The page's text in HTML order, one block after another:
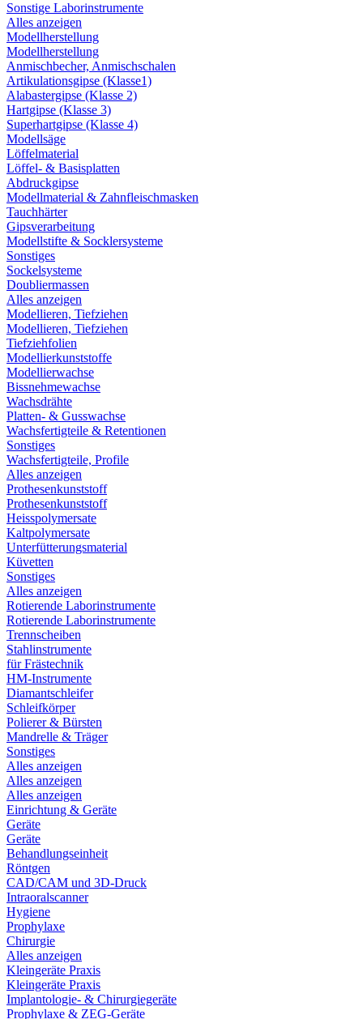
Sonstige Laborinstrumente
Alles anzeigen
Modellherstellung
Modellherstellung
Anmischbecher, Anmischschalen
Artikulationsgipse (Klasse1)
Alabastergipse (Klasse 2)
Hartgipse (Klasse 3)
Superhartgipse (Klasse 4)
Modellsäge
Löffelmaterial
Löffel- & Basisplatten
Abdruckgipse
Modellmaterial & Zahnfleischmasken
Tauchhärter
Gipsverarbeitung
Modellstifte & Socklersysteme
Sonstiges
Sockelsysteme
Doubliermassen
Alles anzeigen
Modellieren, Tiefziehen
Modellieren, Tiefziehen
Tiefziehfolien
Modellierkunststoffe
Modellierwachse
Bissnehmewachse
Wachsdrähte
Platten- & Gusswachse
Wachsfertigteile & Retentionen
Sonstiges
Wachsfertigteile, Profile
Alles anzeigen
Prothesenkunststoff
Prothesenkunststoff
Heisspolymersate
Kaltpolymersate
Unterfütterungsmaterial
Küvetten
Sonstiges
Alles anzeigen
Rotierende Laborinstrumente
Rotierende Laborinstrumente
Trennscheiben
Stahlinstrumente
für Frästechnik
HM-Instrumente
Diamantschleifer
Schleifkörper
Polierer & Bürsten
Mandrelle & Träger
Sonstiges
Alles anzeigen
Alles anzeigen
Alles anzeigen
Einrichtung & Geräte
Geräte
Geräte
Behandlungseinheit
Röntgen
CAD/CAM und 3D-Druck
Intraoralscanner
Hygiene
Prophylaxe
Chirurgie
Alles anzeigen
Kleingeräte Praxis
Kleingeräte Praxis
Implantologie- & Chirurgiegeräte
Prophylaxe & ZEG-Geräte